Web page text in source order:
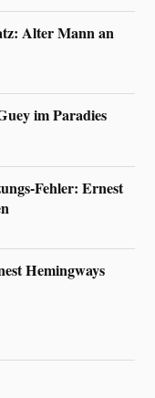
Alter Mann an
im Paradies
Fehler: Ernest
Hemingways